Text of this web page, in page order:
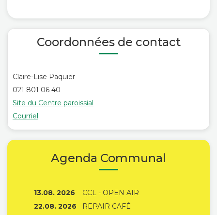
Coordonnées de contact
Claire-Lise Paquier
021 801 06 40
Site du Centre paroissial
Courriel
Agenda Communal
13.08. 2026
CCL - OPEN AIR
22.08. 2026
REPAIR CAFÉ